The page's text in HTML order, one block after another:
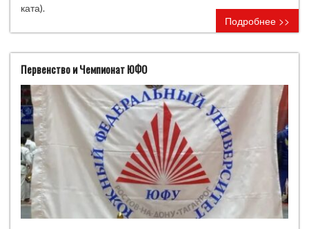
ката).
Подробнее >>
Первенство и Чемпионат ЮФО